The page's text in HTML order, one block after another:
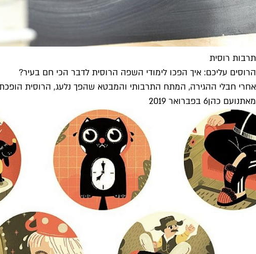
תרבות רוסית
הרוסים עליכם: איך הפכו לימודי השפה הרוסית לדבר הכי חם בעיר?
אחרי חבלי ההגירה, המתח התרבותי והמבטא שהפך נלעג, הרוסית
מאתנועם כהן6 בפברואר 2019